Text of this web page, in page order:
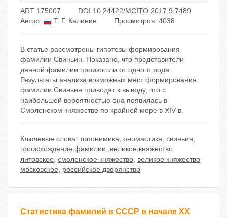
ART 175007
DOI 10.24422/MCITO.2017.9.7489
Автор:
Т. Г. Калинин Просмотров: 4038
В статье рассмотрены гипотезы формирования
фамилии Свиньин. Показано, что представители
данной фамилии произошли от одного рода.
Результаты анализа возможных мест формирования
фамилии Свиньин приводят к выводу, что с
наибольшей вероятностью она появилась в
Смоленском княжестве по крайней мере в XIV в.
Ключевые слова: топонимика, ономастика, свиньин,
происхождение фамилии, великое княжество
литовское, смоленское княжество, великое княжество
московское, российское дворянство
Статистика фамилий в СССР в начале XX